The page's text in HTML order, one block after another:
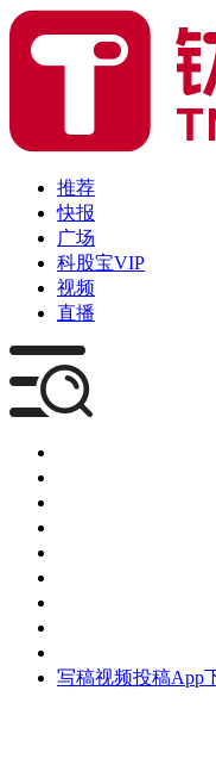
推荐
快报
广场
科股宝VIP
视频
直播
写稿视频投稿App